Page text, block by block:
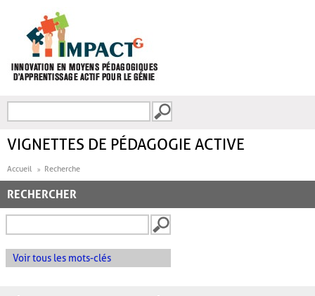
FORMULAIRE DE
VIGNETTES DE PÉDAGOGIE ACTIVE
Accueil Recherche
RECHERCHER
Voir tous les mots-clés